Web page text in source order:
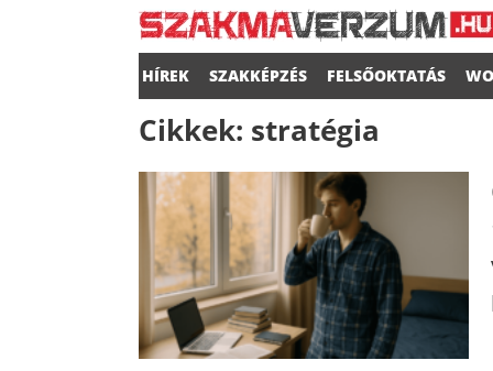
HÍREK SZAKKÉPZÉS FELSŐOKTATÁS
Cikkek: stratégia